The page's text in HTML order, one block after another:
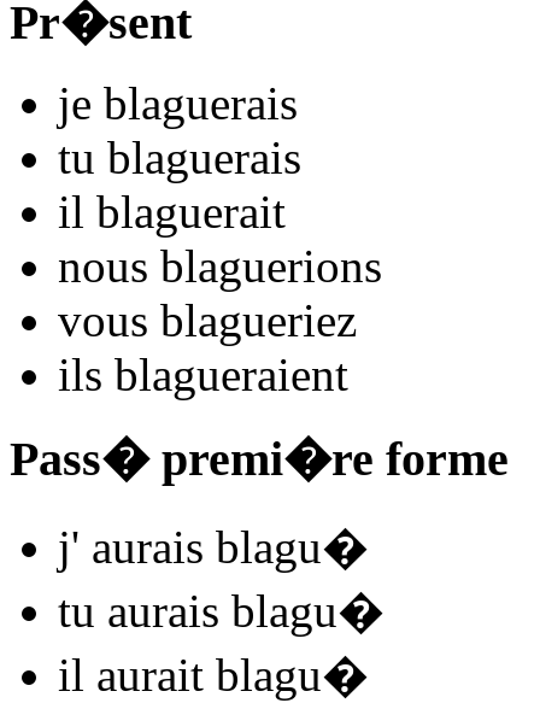
Pr�sent
je blaguerais
tu blaguerais
il blaguerait
nous blaguerions
vous blagueriez
ils blagueraient
Pass� premi�re forme
j' aurais blagu�
tu aurais blagu�
il aurait blagu�